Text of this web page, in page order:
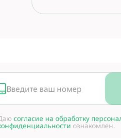
согласие на обработку
ознакомлен.